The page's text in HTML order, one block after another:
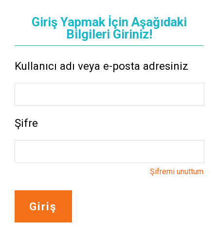
Giriş Yapmak İçin Aşağıdaki
Bilgileri Giriniz!
Kullanıcı adı veya e-posta adresiniz
Şifre
Şifremi unuttum
Giriş